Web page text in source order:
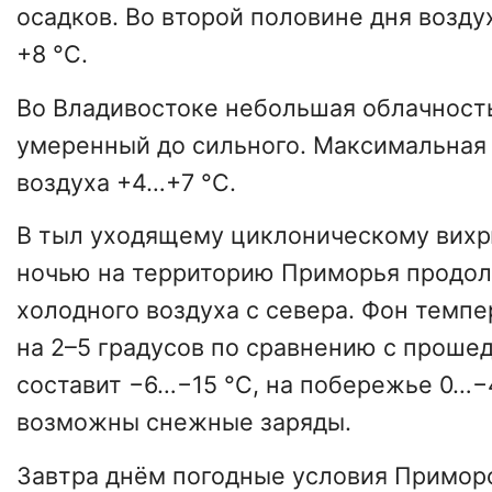
осадков. Во второй половине дня
+8 °С.
Во Владивостоке небольшая
умеренный до сильного. Максимальная
воздуха +4…+7 °С.
В тыл уходящему циклоническому
ночью на территорию Приморья
холодного воздуха с севера. Фон
на 2–5 градусов по сравнению с
составит −6…−15 °С, на побережье
возможны снежные заряды.
Завтра днём погодные условия